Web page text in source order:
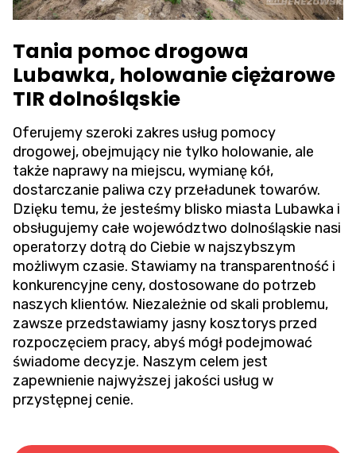
Tania pomoc drogowa
Lubawka, holowanie ciężarowe
TIR dolnośląskie
Oferujemy szeroki zakres usług pomocy
drogowej, obejmujący nie tylko holowanie, ale
także naprawy na miejscu, wymianę kół,
dostarczanie paliwa czy przeładunek towarów.
Dzięku temu, że jesteśmy blisko miasta Lubawka i
obsługujemy całe województwo dolnośląskie nasi
operatorzy dotrą do Ciebie w najszybszym
możliwym czasie. Stawiamy na transparentność i
konkurencyjne ceny, dostosowane do potrzeb
naszych klientów. Niezależnie od skali problemu,
zawsze przedstawiamy jasny kosztorys przed
rozpoczęciem pracy, abyś mógł podejmować
świadome decyzje. Naszym celem jest
zapewnienie najwyższej jakości usług w
przystępnej cenie.